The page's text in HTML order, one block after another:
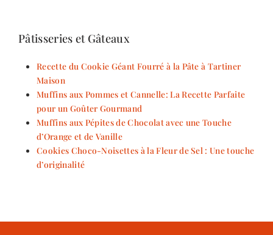
Pâtisseries et Gâteaux
Recette du Cookie Géant Fourré à la Pâte à Tartiner
Maison
Muffins aux Pommes et Cannelle: La Recette Parfaite
pour un Goûter Gourmand
Muffins aux Pépites de Chocolat avec une Touche
d’Orange et de Vanille
Cookies Choco-Noisettes à la Fleur de Sel : Une touche
d’originalité